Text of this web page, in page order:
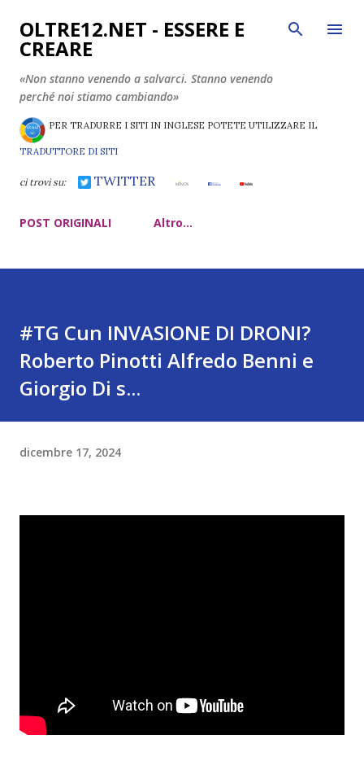
Passa ai contenuti principali
OLTRE12.NET - ESSERE E
CREARE
«Non stanno venendo a salvarci. Stanno venendo
perché noi stiamo cambiando»
PER TRADURRE I SITI IN INGLESE POTETE UTILIZZARE IL
TRADUTTORE DI SITI
ci trovi su: TWITTER
POST ORIGINALI Altro…
#TG Cun INVASIONE DI DRONI?
Roberto Pinotti Alfredo Benni e
Giorgio Di s...
dicembre 17, 2024